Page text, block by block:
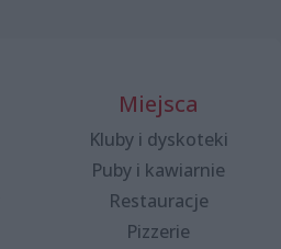
Miejsca
Kluby i dyskoteki
Puby i kawiarnie
Restauracje
Pizzerie